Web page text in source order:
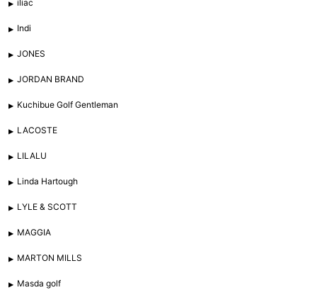
iliac
Indi
JONES
JORDAN BRAND
Kuchibue Golf Gentleman
LACOSTE
LILALU
Linda Hartough
LYLE & SCOTT
MAGGIA
MARTON MILLS
Masda golf